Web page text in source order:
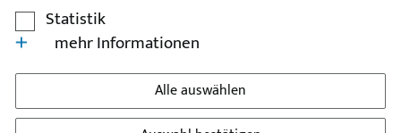
Statistik
mehr Informationen
Alle auswählen